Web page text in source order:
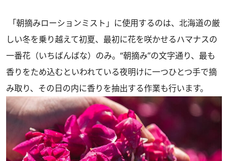
「朝摘みローションミスト」に使用するのは、北海道の厳
しい冬を乗り越えて初夏、最初に花を咲かせるハマナスの
一番花（いちばんばな）のみ。“朝摘み”の文字通り、最も
香りをため込むといわれている夜明けに一つひとつ手で摘
み取り、その日の内に香りを抽出する作業も行います。